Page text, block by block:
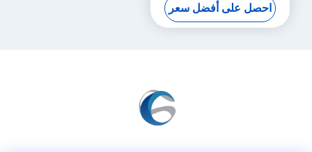
احصل على أفضل سعر